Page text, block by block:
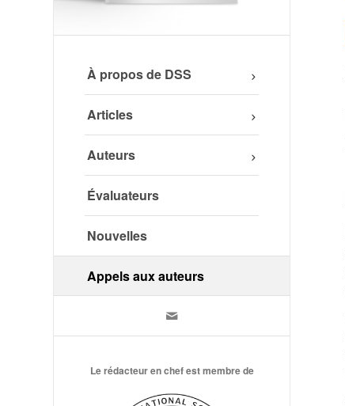
À propos de DSS
Articles
Auteurs
Évaluateurs
Nouvelles
Appels aux auteurs
Le rédacteur en chef est membre de